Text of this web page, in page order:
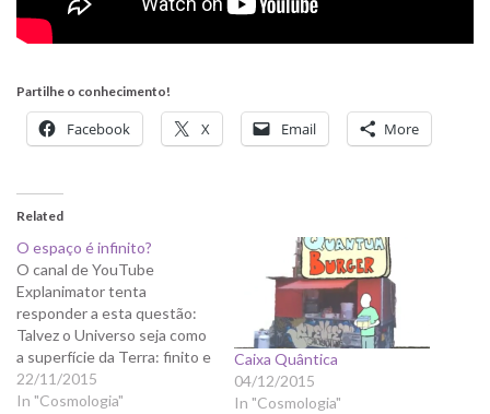
Partilhe o conhecimento!
Facebook X Email More
Related
O espaço é infinito?
O canal de YouTube
Explanimator tenta
responder a esta questão:
Talvez o Universo seja como
a superfície da Terra: finito e
ilimitado. Curioso que a
partir daí usaram a
22/11/2015
In "Cosmologia"
Caixa Quântica
04/12/2015
In "Cosmologia"